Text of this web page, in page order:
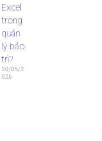
Excel
trong
quản
lý bảo
trì?
30/05/2
026